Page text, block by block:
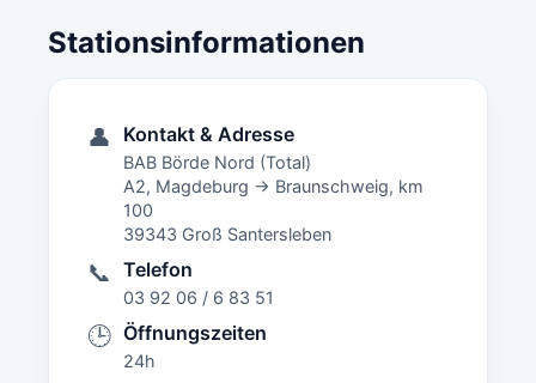
Stationsinformationen
👤 Kontakt & Adresse
BAB Börde Nord (Total)
A2, Magdeburg -> Braunschweig, km
100
39343 Groß Santersleben
📞 Telefon
03 92 06 / 6 83 51
🕒 Öffnungszeiten
24h